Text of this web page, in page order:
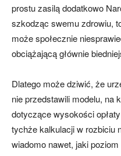
prostu zasilą dodatkowo
szkodząc swemu zdrowiu,
może społecznie
obciążającą głównie
Dlatego może dziwić, że
nie przedstawili modelu, na
dotyczące wysokości
tychże kalkulacji w rozbiciu
wiadomo nawet, jaki